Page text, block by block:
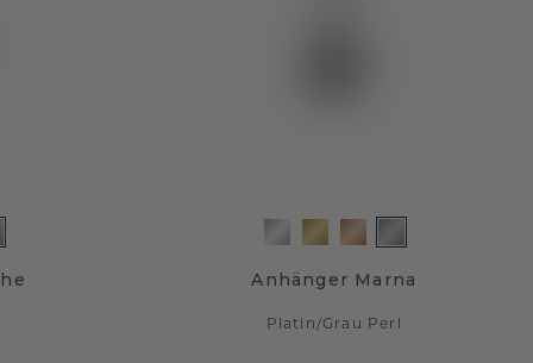
Anhänger Marna
Platin/Grau Perl